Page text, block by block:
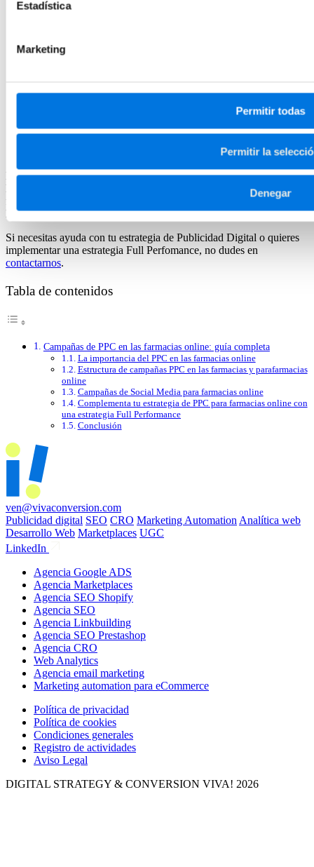
Estadística
Marketing
Permitir todas
Permitir la
Denegar
Esperamos que este artículo te haya ofrecido más información sobre
la importancia de las campañas de Publicidad Digital en las
farmacias online, pero también entender la posibilidad de aumentar
las conversiones si no dependes únicamente de este canal.
Si necesitas ayuda con tu estrategia de Publicidad Digital o quieres
implementar una estrategia Full Perfomance, no dudes en
contactarnos.
Tabla de contenidos
Campañas de PPC en las farmacias online: guía completa
La importancia del PPC en las farmacias online
Estructura de campañas PPC en las farmacias y parafarmacias
online
Campañas de Social Media para farmacias online
Complementa tu estrategia de PPC para farmacias online con
una estrategia Full Performance
Conclusión
ven@vivaconversion.com
Publicidad digital SEO CRO Marketing Automation Analítica web
Desarrollo Web Marketplaces UGC
LinkedIn
Agencia Google ADS
Agencia Marketplaces
Agencia SEO Shopify
Agencia SEO
Agencia Linkbuilding
Agencia SEO Prestashop
Agencia CRO
Web Analytics
Agencia email marketing
Marketing automation para eCommerce
Política de privacidad
Política de cookies
Condiciones generales
Registro de actividades
Aviso Legal
DIGITAL STRATEGY & CONVERSION VIVA! 2026